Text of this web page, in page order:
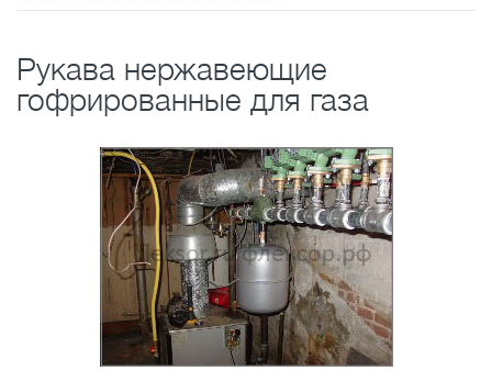
Рукава нержавеющие
гофрированные для газа